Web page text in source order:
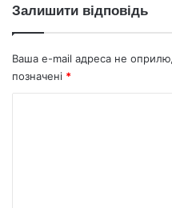
Залишити відповідь
Ваша e-mail адреса не
позначені *